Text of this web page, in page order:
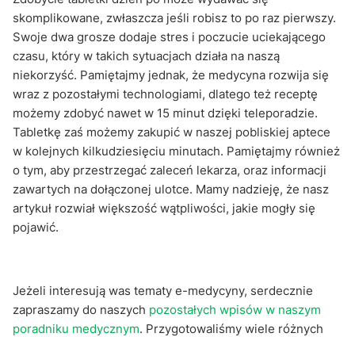
skomplikowane, zwłaszcza jeśli robisz to po raz pierwszy.
Swoje dwa grosze dodaje stres i poczucie uciekającego
czasu, który w takich sytuacjach działa na naszą
niekorzyść. Pamiętajmy jednak, że medycyna rozwija się
wraz z pozostałymi technologiami, dlatego też receptę
możemy zdobyć nawet w 15 minut dzięki teleporadzie.
Tabletkę zaś możemy zakupić w naszej pobliskiej aptece
w kolejnych kilkudziesięciu minutach. Pamiętajmy również
o tym, aby przestrzegać zaleceń lekarza, oraz informacji
zawartych na dołączonej ulotce. Mamy nadzieję, że nasz
artykuł rozwiał większość wątpliwości, jakie mogły się
pojawić.
Jeżeli interesują was tematy e-medycyny, serdecznie
zapraszamy do naszych pozostałych wpisów w naszym
poradniku medycznym. Przygotowaliśmy wiele różnych